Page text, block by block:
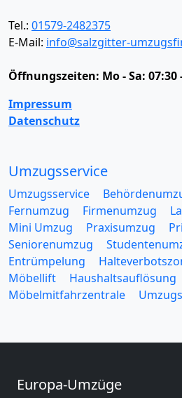
Tel.: 01579-2482375
E-Mail: info@salzgitter-
Öffnungszeiten: Mo - Sa:
Impressum
Datenschutz
Umzugsservice
Umzugsservice
Fernumzug
Firmenumzug
Mini Umzug
Praxisumzug
Seniorenumzug
Entrümpelung
Möbellift
Haushaltsauflösung
Möbelmitfahrzentrale
Europa-Umzüge